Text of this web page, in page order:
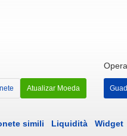
Atualizar Moeda
simili Liquidità Widget